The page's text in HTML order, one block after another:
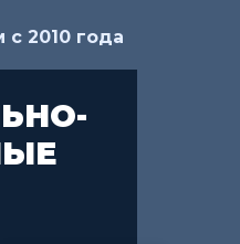
с 2010 года